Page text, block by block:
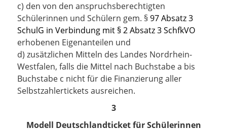
c) den von den anspruchsberechtigten
Schülerinnen und Schülern gem. §97 Absatz 3
SchulG in Verbindung mit § 2 Absatz 3 SchfkVO
erhobenen Eigenanteilen und
d) zusätzlichen Mitteln des Landes Nordrhein-
Westfalen, falls die Mittel nach Buchstabe a bis
Buchstabe c nicht für die Finanzierung aller
Selbstzahlertickets ausreichen.
3
Modell Deutschlandticket für Schülerinnen